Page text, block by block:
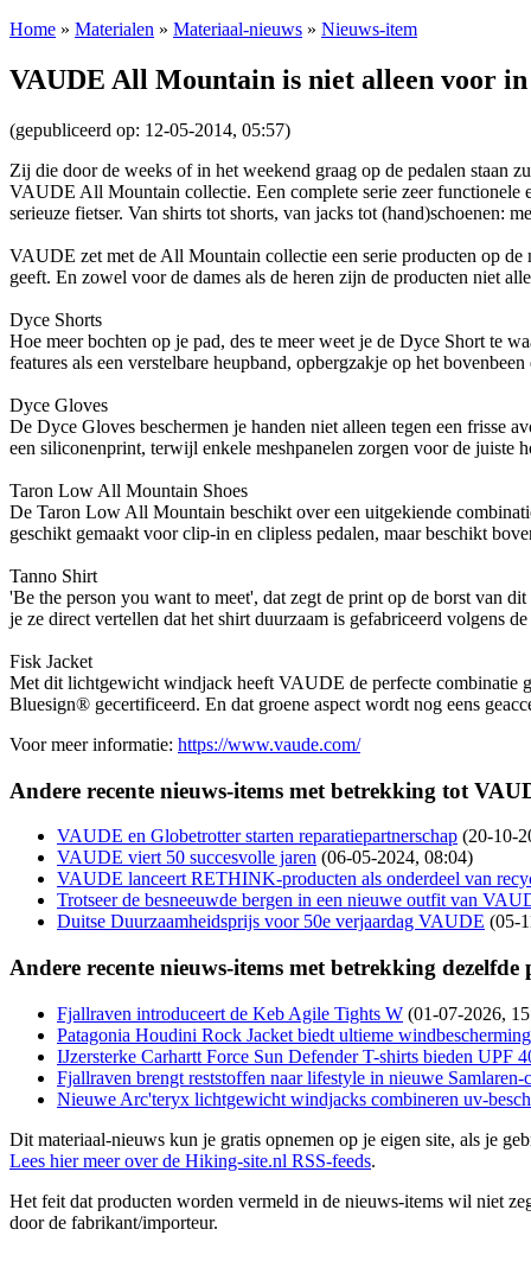
Home » Materialen » Materiaal-nieuws » Nieuws-item
VAUDE All Mountain is niet alleen voor in
(gepubliceerd op: 12-05-2014, 05:57)
Zij die door de weeks of in het weekend graag op de pedalen staan
VAUDE All Mountain collectie. Een complete serie zeer functionele
serieuze fietser. Van shirts tot shorts, van jacks tot (hand)schoenen:
VAUDE zet met de All Mountain collectie een serie producten op
geeft. En zowel voor de dames als de heren zijn de producten niet
Dyce Shorts
Hoe meer bochten op je pad, des te meer weet je de Dyce Short te
features als een verstelbare heupband, opbergzakje op het
Dyce Gloves
De Dyce Gloves beschermen je handen niet alleen tegen een frisse
een siliconenprint, terwijl enkele meshpanelen zorgen voor de
Taron Low All Mountain Shoes
De Taron Low All Mountain beschikt over een uitgekiende
geschikt gemaakt voor clip-in en clipless pedalen, maar beschikt
Tanno Shirt
'Be the person you want to meet', dat zegt de print op de borst van
je ze direct vertellen dat het shirt duurzaam is gefabriceerd volgens
Fisk Jacket
Met dit lichtgewicht windjack heeft VAUDE de perfecte combinatie
Bluesign® gecertificeerd. En dat groene aspect wordt nog eens
Voor meer informatie: https://www.vaude.com/
Andere recente nieuws-items met betrekking tot
VAUDE en Globetrotter starten reparatiepartnerschap (20-10-
VAUDE viert 50 succesvolle jaren (06-05-2024, 08:04)
VAUDE lanceert RETHINK-producten als onderdeel van
Trotseer de besneeuwde bergen in een nieuwe outfit van
Duitse Duurzaamheidsprijs voor 50e verjaardag VAUDE (05-
Andere recente nieuws-items met betrekking
Fjallraven introduceert de Keb Agile Tights W (01-07-2026,
Patagonia Houdini Rock Jacket biedt ultieme
IJzersterke Carhartt Force Sun Defender T-shirts bieden UPF
Fjallraven brengt reststoffen naar lifestyle in nieuwe Samlaren-
Nieuwe Arc'teryx lichtgewicht windjacks combineren uv-
Dit materiaal-nieuws kun je gratis opnemen op je eigen site, als je
Lees hier meer over de Hiking-site.nl RSS-feeds.
Het feit dat producten worden vermeld in de nieuws-items wil niet
door de fabrikant/importeur.